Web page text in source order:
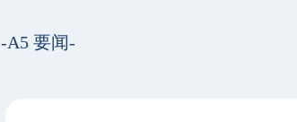
-A5 要闻-